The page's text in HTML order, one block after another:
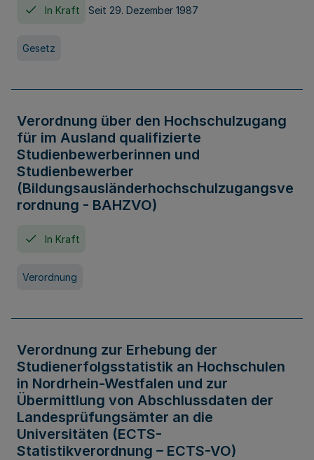
In Kraft Seit 29. Dezember 1987
Gesetz
Verordnung über den Hochschulzugang
für im Ausland qualifizierte
Studienbewerberinnen und
Studienbewerber
(Bildungsausländerhochschulzugangsve
rordnung - BAHZVO)
In Kraft
Verordnung
Verordnung zur Erhebung der
Studienerfolgsstatistik an Hochschulen
in Nordrhein-Westfalen und zur
Übermittlung von Abschlussdaten der
Landesprüfungsämter an die
Universitäten (ECTS-
Statistikverordnung – ECTS-VO)